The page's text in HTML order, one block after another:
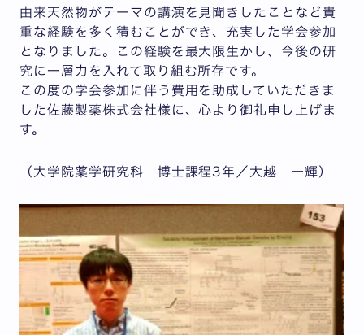
由来天然物がテーマの講演を見聞きしたことなど貴
重な経験を多く積むことができ、充実した学会参加
となりました。この経験を最大限生かし、今後の研
究に一層力を入れて取り組む所存です。
この度の学会参加に伴う費用を助成していただきま
した佐藤製薬株式会社様に、心より御礼申し上げま
す。
（大学院薬学研究科 博士課程3年／大越 一輝）